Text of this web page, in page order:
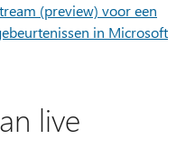
(preview) voor een
in Microsoft
live